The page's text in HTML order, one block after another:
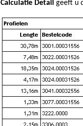
Calculatie Detail geeft u